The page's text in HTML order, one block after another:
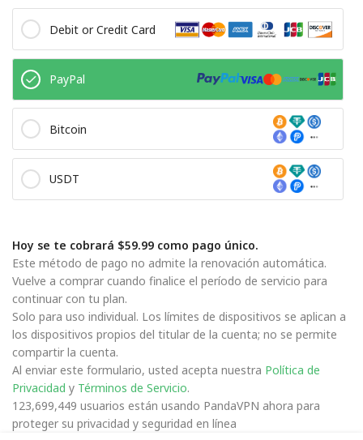
Debit or Credit Card
PayPal
Bitcoin
USDT
Hoy se te cobrará $59.99 como pago único.
Este método de pago no admite la renovación automática.
Vuelve a comprar cuando finalice el período de servicio para
continuar con tu plan.
Solo para uso individual. Los límites de dispositivos se aplican a
los dispositivos propios del titular de la cuenta; no se permite
compartir la cuenta.
Al enviar este formulario, usted acepta nuestra Política de
Privacidad y Términos de Servicio.
123,699,449 usuarios están usando PandaVPN ahora para
proteger su privacidad y seguridad en línea